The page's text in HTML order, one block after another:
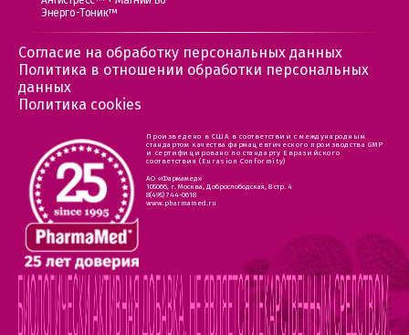
Энерго-Тоник™
Согласие на обработку персональных данных
Политика в отношении обработки персональных
данных
Политика cookies
Произведено в США в соответствии с международным
стандартом качества фармацевтического производства GMP
и сертифицировано по стандарту Евразийского
соответствия (Eurasion Conformity)
АО «Фармамед»
105066, г. Москва, Доброслободская, 8 стр. 4
8(495) 744-0618
www.pharmamed.ru